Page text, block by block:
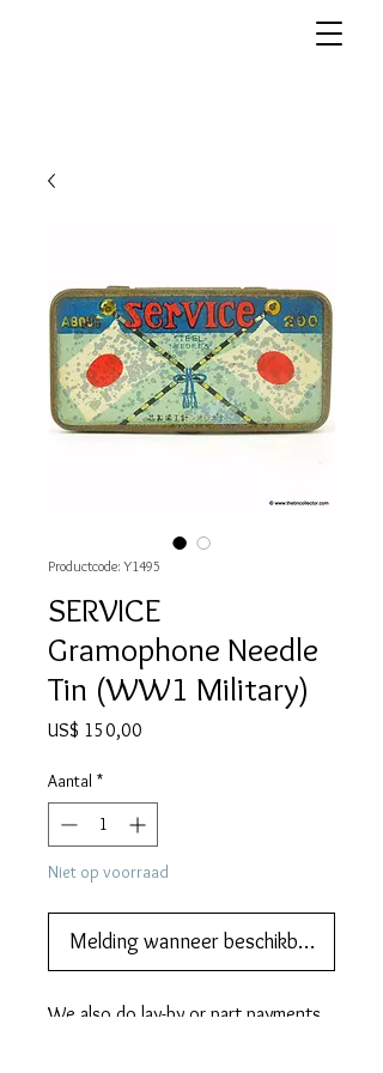
Productcode: Y1495
SERVICE
Gramophone Needle
Tin (WW1 Military)
US$ 150,00
Aantal *
Niet op voorraad
Melding wanneer beschikbaar
We also do lay-by or part payments.